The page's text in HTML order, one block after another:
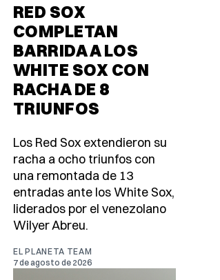
RED SOX
COMPLETAN
BARRIDA A LOS
WHITE SOX CON
RACHA DE 8
TRIUNFOS
Los Red Sox extendieron su
racha a ocho triunfos con
una remontada de 13
entradas ante los White Sox,
liderados por el venezolano
Wilyer Abreu.
EL PLANETA TEAM
7 de agosto de 2026